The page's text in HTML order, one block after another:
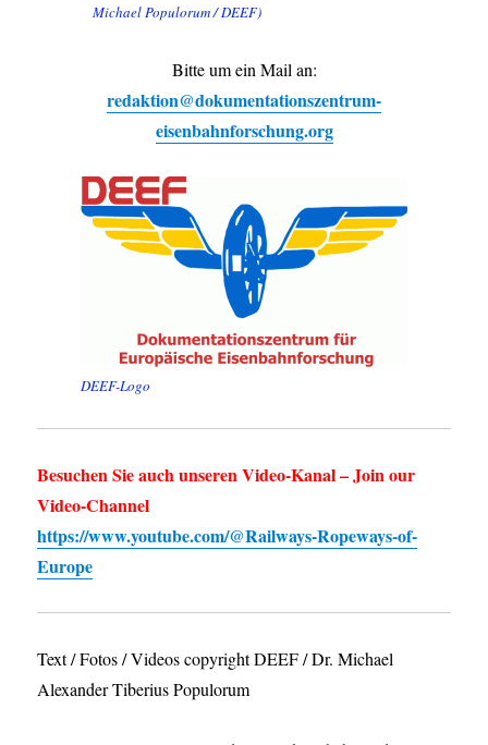
Michael Populorum / DEEF)
Bitte um ein Mail an:
redaktion@dokumentationszentrum-
eisenbahnforschung.org
DEEF-Logo
Besuchen Sie auch unseren Video-Kanal – Join our
Video-Channel
https://www.youtube.com/@Railways-Ropeways-of-
Europe
Text / Fotos / Videos copyright DEEF / Dr. Michael
Alexander Tiberius Populorum